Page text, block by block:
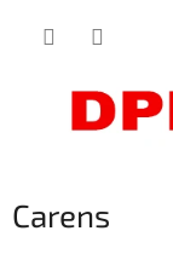
Carens